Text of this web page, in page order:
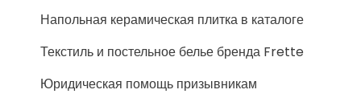
Напольная керамическая плитка в каталоге
Текстиль и постельное белье бренда Frette
Юридическая помощь призывникам